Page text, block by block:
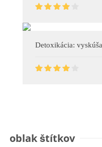
Detoxikácia:
oblak štítkov